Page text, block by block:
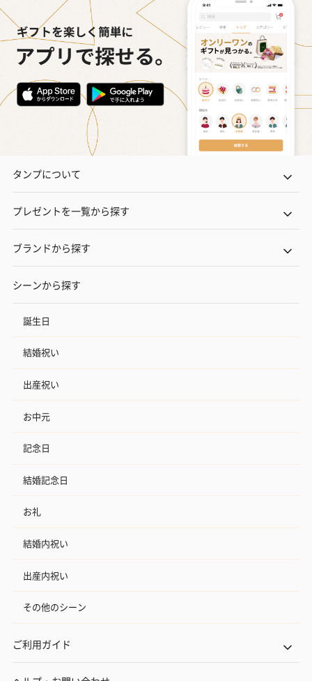
タンプについて
プレゼントを一覧から探す
ブランドから探す
シーンから探す
誕生日
結婚祝い
出産祝い
お中元
記念日
結婚記念日
お礼
結婚内祝い
出産内祝い
その他のシーン
ご利用ガイド